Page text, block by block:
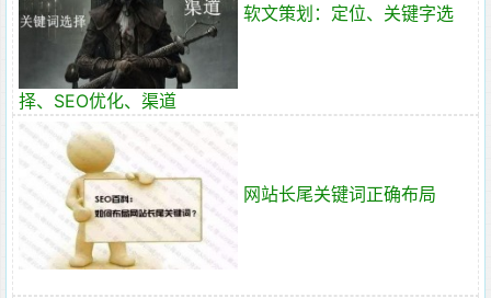
软文策划：定位、关键字选
择、SEO优化、渠道
网站长尾关键词正确布局